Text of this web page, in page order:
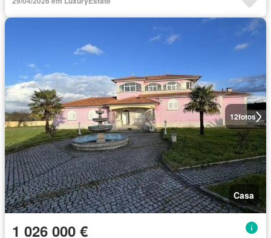
12fotos
Casa
1 026 000 €